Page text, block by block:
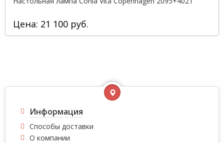
Цена: 21 100 руб.
Информация
Способы доставки
О компании